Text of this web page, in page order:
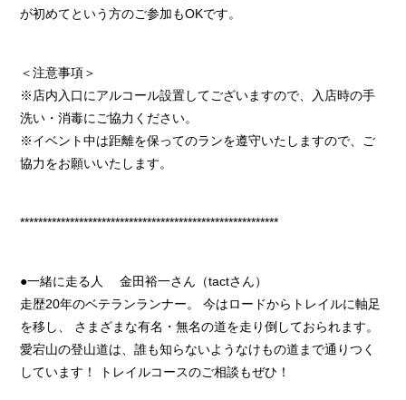
が初めてという方のご参加もOKです。
＜注意事項＞
※店内入口にアルコール設置してございますので、入店時の手
洗い・消毒にご協力ください。
※イベント中は距離を保ってのランを遵守いたしますので、ご
協力をお願いいたします。
*********************************************************
●一緒に走る人 金田裕一さん（tactさん）
走歴20年のベテランランナー。 今はロードからトレイルに軸足
を移し、 さまざまな有名・無名の道を走り倒しておられます。
愛宕山の登山道は、誰も知らないようなけもの道まで通りつく
しています！ トレイルコースのご相談もぜひ！